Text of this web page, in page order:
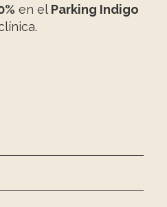
en el Parking Indigo